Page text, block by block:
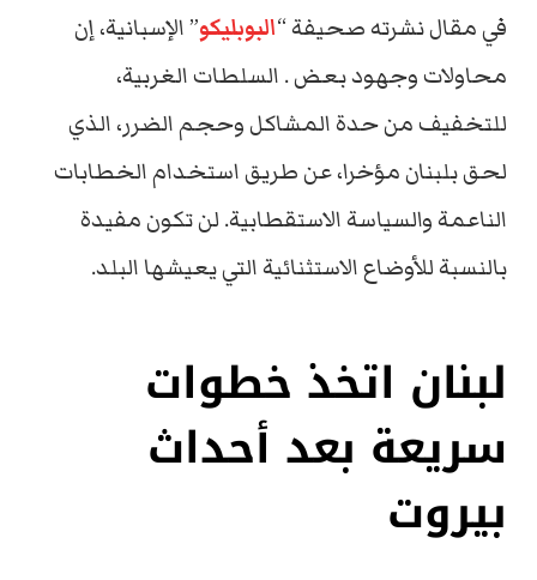
في مقال نشرته صحيفة “البوبليكو” الإسبانية، إن
محاولات وجهود بعض . السلطات الغربية،
للتخفيف من حدة المشاكل وحجم الضرر، الذي
لحق بلبنان مؤخرا، عن طريق استخدام الخطابات
الناعمة والسياسة الاستقطابية. لن تكون مفيدة
بالنسبة للأوضاع الاستثنائية التي يعيشها البلد.
لبنان اتخذ خطوات
سريعة بعد أحداث
بيروت